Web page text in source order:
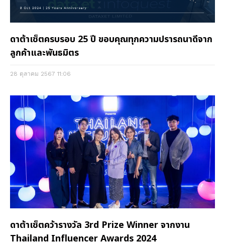
ดาต้าเซ็ตครบรอบ 25 ปี ขอบคุณทุกความปรารถนาดีจาก
ลูกค้าและพันธมิตร
28 ตุลาคม 2567 11:06
ดาต้าเซ็ตคว้ารางวัล 3rd Prize Winner จากงาน
Thailand Influencer Awards 2024